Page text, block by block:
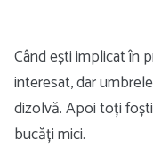
Când ești implicat în
interesat, dar
dizolvă. Apoi toți
bucăți mici.